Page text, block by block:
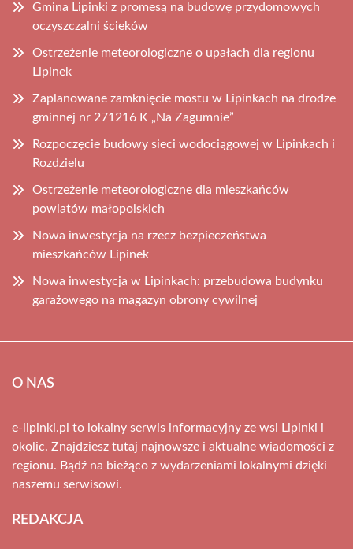
Gmina Lipinki z promesą na budowę przydomowych
oczyszczalni ścieków
Ostrzeżenie meteorologiczne o upałach dla regionu
Lipinek
Zaplanowane zamknięcie mostu w Lipinkach na drodze
gminnej nr 271216 K „Na Zagumnie”
Rozpoczęcie budowy sieci wodociągowej w Lipinkach i
Rozdzielu
Ostrzeżenie meteorologiczne dla mieszkańców
powiatów małopolskich
Nowa inwestycja na rzecz bezpieczeństwa
mieszkańców Lipinek
Nowa inwestycja w Lipinkach: przebudowa budynku
garażowego na magazyn obrony cywilnej
O NAS
e-lipinki.pl to lokalny serwis informacyjny ze wsi Lipinki i
okolic. Znajdziesz tutaj najnowsze i aktualne wiadomości z
regionu. Bądź na bieżąco z wydarzeniami lokalnymi dzięki
naszemu serwisowi.
REDAKCJA